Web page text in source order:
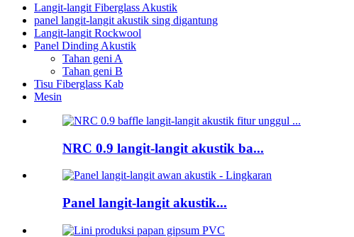
Langit-langit Fiberglass Akustik
panel langit-langit akustik sing digantung
Langit-langit Rockwool
Panel Dinding Akustik
Tahan geni A
Tahan geni B
Tisu Fiberglass Kab
Mesin
NRC 0.9 langit-langit akustik ba...
Panel langit-langit akustik...